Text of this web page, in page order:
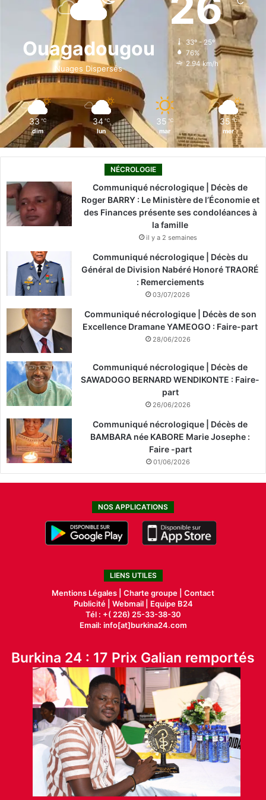
b
o
k
i
n
a
g
r
o
k
Ouagadougou
Nuages Dispersés
33º - 25º
76%
2.94 km/h
33 ℃
dim
34 ℃
lun
35 ℃
mar
35 ℃
mer
NÉCROLOGIE
Communiqué nécrologique | Décès de
Roger BARRY : Le Ministère de l’Économie et
des Finances présente ses condoléances à
la famille
il y a 2 semaines
Communiqué nécrologique | Décès du
Général de Division Nabéré Honoré TRAORÉ
: Remerciements
03/07/2026
Communiqué nécrologique | Décès de son
Excellence Dramane YAMEOGO : Faire-part
28/06/2026
Communiqué nécrologique | Décès de
SAWADOGO BERNARD WENDIKONTE : Faire-
part
26/06/2026
Communiqué nécrologique | Décès de
BAMBARA née KABORE Marie Josephe :
Faire -part
01/06/2026
NOS APPLICATIONS
LIENS UTILES
Mentions Légales | Charte groupe | Contact
Publicité| Webmail |
Equipe B24
Tél : +( 226) 25-33-38-30
Email: info[at]burkina24.com
Burkina 24 : 17 Prix Galian remportés